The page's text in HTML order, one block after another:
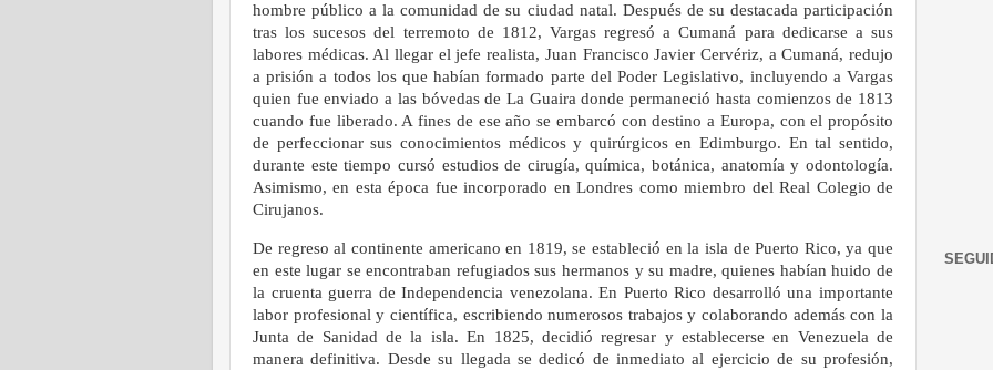
hombre público a la comunidad de su ciudad natal. Después de su destacada participación
tras los sucesos del terremoto de 1812, Vargas regresó a Cumaná para dedicarse a sus
labores médicas. Al llegar el jefe realista, Juan Francisco Javier Cervériz, a Cumaná, redujo
a prisión a todos los que habían formado parte del Poder Legislativo, incluyendo a Vargas
quien fue enviado a las bóvedas de La Guaira donde permaneció hasta comienzos de 1813
cuando fue liberado. A fines de ese año se embarcó con destino a Europa, con el propósito
de perfeccionar sus conocimientos médicos y quirúrgicos en Edimburgo. En tal sentido,
durante este tiempo cursó estudios de cirugía, química, botánica, anatomía y odontología.
Asimismo, en esta época fue incorporado en Londres como miembro del Real Colegio de
Cirujanos.
De regreso al continente americano en 1819, se estableció en la isla de Puerto Rico, ya que
en este lugar se encontraban refugiados sus hermanos y su madre, quienes habían huido de
la cruenta guerra de Independencia venezolana. En Puerto Rico desarrolló una importante
labor profesional y científica, escribiendo numerosos trabajos y colaborando además con la
Junta de Sanidad de la isla. En 1825, decidió regresar y establecerse en Venezuela de
manera definitiva. Desde su llegada se dedicó de inmediato al ejercicio de su profesión,